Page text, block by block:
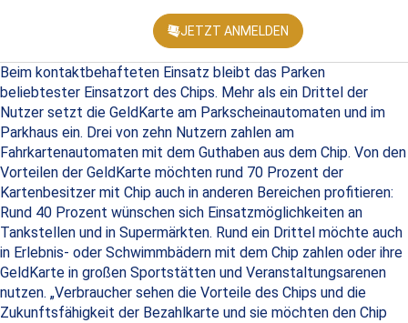
JETZT ANMELDEN
Beim kontaktbehafteten Einsatz bleibt das Parken
beliebtester Einsatzort des Chips. Mehr als ein Drittel der
Nutzer setzt die GeldKarte am Parkscheinautomaten und im
Parkhaus ein. Drei von zehn Nutzern zahlen am
Fahrkartenautomaten mit dem Guthaben aus dem Chip. Von den
Vorteilen der GeldKarte möchten rund 70 Prozent der
Kartenbesitzer mit Chip auch in anderen Bereichen profitieren:
Rund 40 Prozent wünschen sich Einsatzmöglichkeiten an
Tankstellen und in Supermärkten. Rund ein Drittel möchte auch
in Erlebnis- oder Schwimmbädern mit dem Chip zahlen oder ihre
GeldKarte in großen Sportstätten und Veranstaltungsarenen
nutzen. „Verbraucher sehen die Vorteile des Chips und die
Zukunftsfähigkeit der Bezahlkarte und sie möchten den Chip